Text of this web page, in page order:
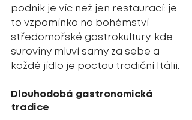
podnik je víc než jen restaurací: je
to vzpomínka na bohémství
středomořské gastrokultury, kde
suroviny mluví samy za sebe a
každé jídlo je poctou tradiční Itálii.
Dlouhodobá gastronomická
tradice